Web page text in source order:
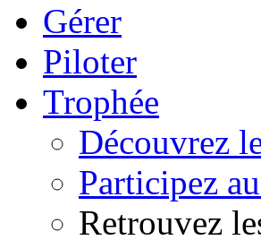
Gérer
Piloter
Trophée
Découvrez
Participez
Retrouvez